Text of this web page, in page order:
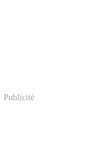
Publicité